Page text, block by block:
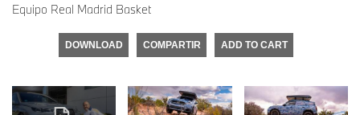
Equipo Real Madrid Basket
DOWNLOAD COMPARTIR ADD TO CART